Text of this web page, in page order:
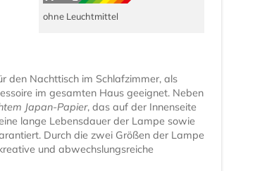
ohne Leuchtmittel
den Nachttisch im Schlafzimmer, als
im gesamten Haus geeignet. Neben
Japan-Papier, das auf der Innenseite
lange Lebensdauer der Lampe sowie
Durch die zwei Größen der Lampe
und abwechslungsreiche